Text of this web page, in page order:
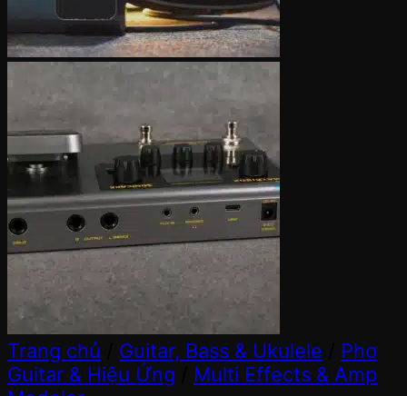
Trang chủ Guitar, Bass & Ukulele
Phơ
Guitar & Hiệu Ứng
Multi Effects & Amp